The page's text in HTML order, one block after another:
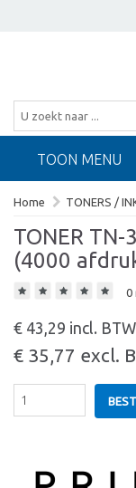
TOON MENU
Home TONERS /
TONER TN-
(4000
0
€ 43,29 incl. BTW
€ 35,77 excl.